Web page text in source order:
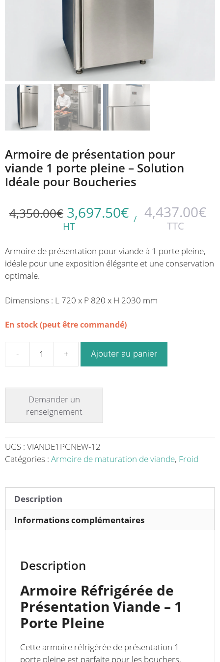
Armoire de présentation pour
viande 1 porte pleine – Solution
Idéale pour Boucheries
4,350.00€ 3,697.50€
HT
/ 4,437.00€
TTC
Armoire de présentation pour viande à 1 porte pleine,
idéale pour une exposition élégante et une conservation
optimale.
Dimensions : L 720 x P 820 x H 2030 mm
En stock (peut être commandé)
quantité
de
présentation
pour
1
porte
Idéale
pour
Ajouter au panier
UGS : VIANDE1PGNEW-12
Catégories : Armoire de maturation de viande, Froid
Description
Informations complémentaires
Description
Armoire Réfrigérée de
Présentation Viande – 1
Porte Pleine
Cette armoire réfrigérée de présentation 1
porte pleine est parfaite pour les bouchers,